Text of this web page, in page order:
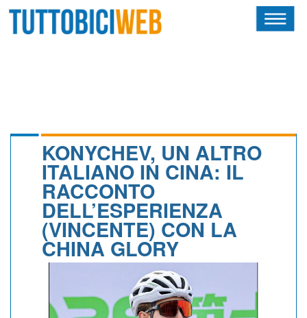
CALENDARIO
ALBI D'ORO
NEWSLETTER
KONYCHEV, UN ALTRO
ITALIANO IN CINA: IL
RACCONTO
DELL’ESPERIENZA
(VINCENTE) CON LA
CHINA GLORY